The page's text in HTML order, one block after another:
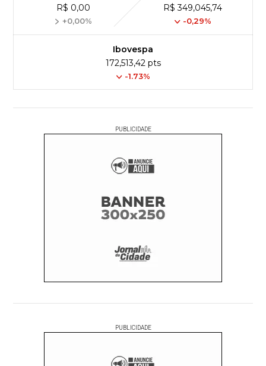
R$ 0,00
+0,00%
R$ 349,045,74
-0,29%
Ibovespa
172,513,42 pts
-1.73%
PUBLICIDADE
PUBLICIDADE